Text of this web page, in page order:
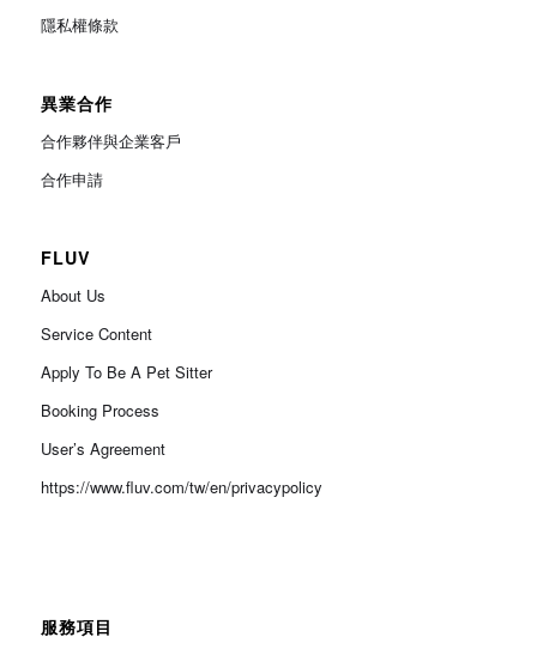
隱私權條款
異業合作
合作夥伴與企業客戶
合作申請
FLUV
About Us
Service Content
Apply To Be A Pet Sitter
Booking Process
User’s Agreement
https://www.fluv.com/tw/en/privacypolicy
服務項目